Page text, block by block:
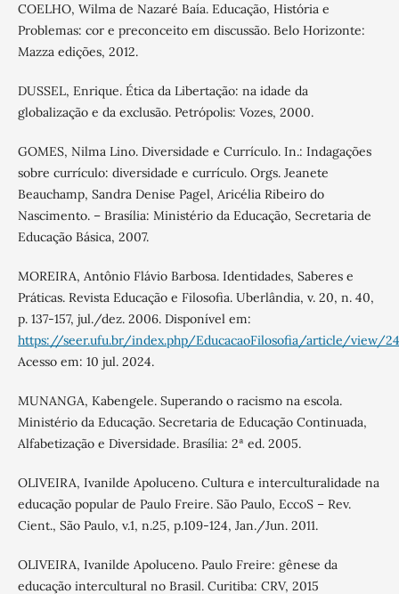
COELHO, Wilma de Nazaré Baía. Educação, História e
Problemas: cor e preconceito em discussão. Belo Horizonte:
Mazza edições, 2012.
DUSSEL, Enrique. Ética da Libertação: na idade da
globalização e da exclusão. Petrópolis: Vozes, 2000.
GOMES, Nilma Lino. Diversidade e Currículo. In.: Indagações
sobre currículo: diversidade e currículo. Orgs. Jeanete
Beauchamp, Sandra Denise Pagel, Aricélia Ribeiro do
Nascimento. – Brasília: Ministério da Educação, Secretaria de
Educação Básica, 2007.
MOREIRA, Antônio Flávio Barbosa. Identidades, Saberes e
Práticas. Revista Educação e Filosofia. Uberlândia, v. 20, n. 40,
p. 137-157, jul./dez. 2006. Disponível em:
https://seer.ufu.br/index.php/EducacaoFilosofia/article/view/
Acesso em: 10 jul. 2024.
MUNANGA, Kabengele. Superando o racismo na escola.
Ministério da Educação. Secretaria de Educação Continuada,
Alfabetização e Diversidade. Brasília: 2ª ed. 2005.
OLIVEIRA, Ivanilde Apoluceno. Cultura e interculturalidade na
educação popular de Paulo Freire. São Paulo, EccoS – Rev.
Cient., São Paulo, v.1, n.25, p.109-124, Jan./Jun. 2011.
OLIVEIRA, Ivanilde Apoluceno. Paulo Freire: gênese da
educação intercultural no Brasil. Curitiba: CRV, 2015